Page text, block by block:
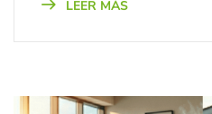
LEER MÁS